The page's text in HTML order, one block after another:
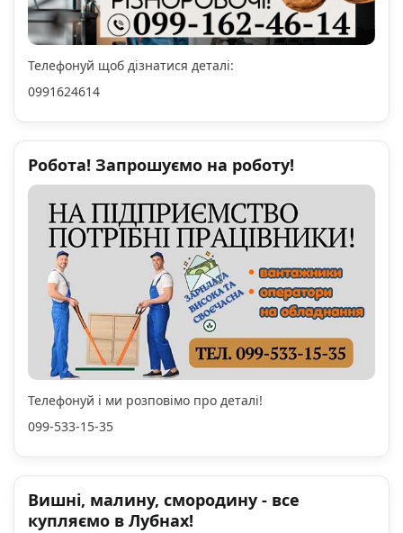
Телефонуй щоб дізнатися деталі:
0991624614
Робота! Запрошуємо на роботу!
Телефонуй і ми розповімо про деталі!
099-533-15-35
Вишні, малину, смородину - все
купляємо в Лубнах!